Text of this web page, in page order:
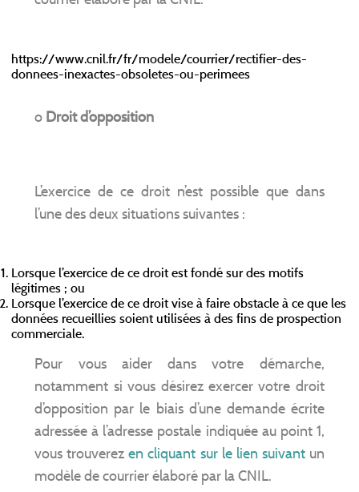
https://www.cnil.fr/fr/modele/courrier/rectifier-des-
donnees-inexactes-obsoletes-ou-perimees
o Droit d’opposition
L’exercice de ce droit n’est possible que dans
l’une des deux situations suivantes :
Lorsque l’exercice de ce droit est fondé sur des motifs
légitimes ; ou
Lorsque l’exercice de ce droit vise à faire obstacle à ce que les
données recueillies soient utilisées à des fins de prospection
commerciale.
Pour vous aider dans votre démarche,
notamment si vous désirez exercer votre droit
d’opposition par le biais d’une demande écrite
adressée à l’adresse postale indiquée au point 1,
vous trouverezen cliquant sur le lien suivantun
modèle de courrier élaboré par la CNIL.